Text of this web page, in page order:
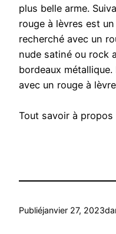
plus belle arme.
rouge à lèvres est
recherché avec un
nude satiné ou rock
bordeaux
avec un rouge à
Tout savoir à propos
Publiéjanvier 27, 2023